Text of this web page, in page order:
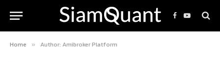
Facebook
YouTube
Home » Author: Amibroker Platform